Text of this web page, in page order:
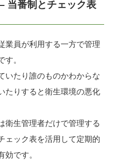
当番制とチェック表
業員が利用する一方で管理
す。
いたり誰のものかわからな
たりすると衛生環境の悪化
衛生管理者だけで管理する
ェック表を活用して定期的
効です。